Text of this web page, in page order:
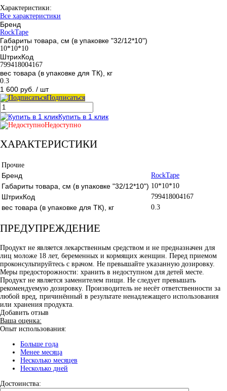
Характеристики:
Все характеристики
Бренд
RockTape
Габариты товара, см (в упаковке "32/12*10")
10*10*10
ШтрихКод
799418004167
вес товара (в упаковке для ТК), кг
0.3
1 600 руб. / шт
Подписаться
Купить в 1 клик
Недоступно
ХАРАКТЕРИСТИКИ
Прочие
Бренд RockTape
Габариты товара, см (в упаковке "32/12*10") 10*10*10
ШтрихКод 799418004167
вес товара (в упаковке для ТК), кг 0.3
ПРЕДУПРЕЖДЕНИЕ
Продукт не является лекарственным средством и не предназначен для
лиц моложе 18 лет, беременных и кормящих женщин. Перед приемом
проконсультируйтесь с врачом. Не превышайте указанную дозировку.
Меры предосторожности: хранить в недоступном для детей месте.
Продукт не является заменителем пищи. Не следует превышать
рекомендуемую дозировку. Производитель не несёт ответственности за
любой вред, причинённый в результате ненадлежащего использования
или хранения продукта.
Добавить отзыв
Ваша оценка:
Опыт использования:
Больше года
Менее месяца
Несколько месяцев
Несколько дней
Достоинства: